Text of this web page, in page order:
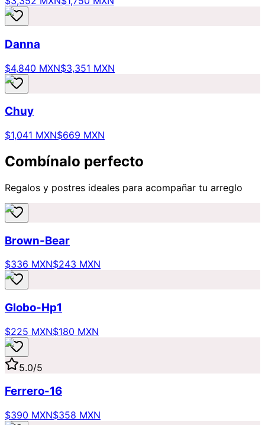
Danna
$4,840 MXN$3,351 MXN
Chuy
$1,041 MXN$669 MXN
Combínalo perfecto
Regalos y postres ideales para acompañar tu arreglo
Brown-Bear
$336 MXN$243 MXN
Globo-Hp1
$225 MXN$180 MXN
5.0/5
Ferrero-16
$390 MXN$358 MXN